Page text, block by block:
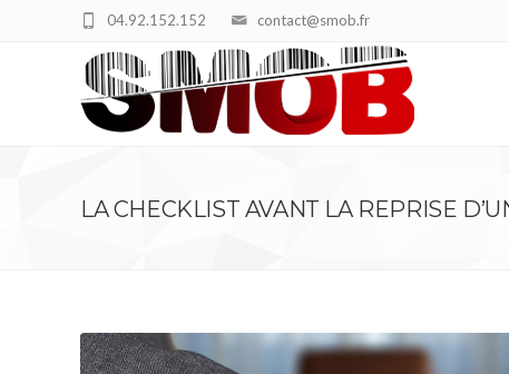
contact@smob.fr
04.92.152.152
LA CHECKLIST AVANT LA REPRISE